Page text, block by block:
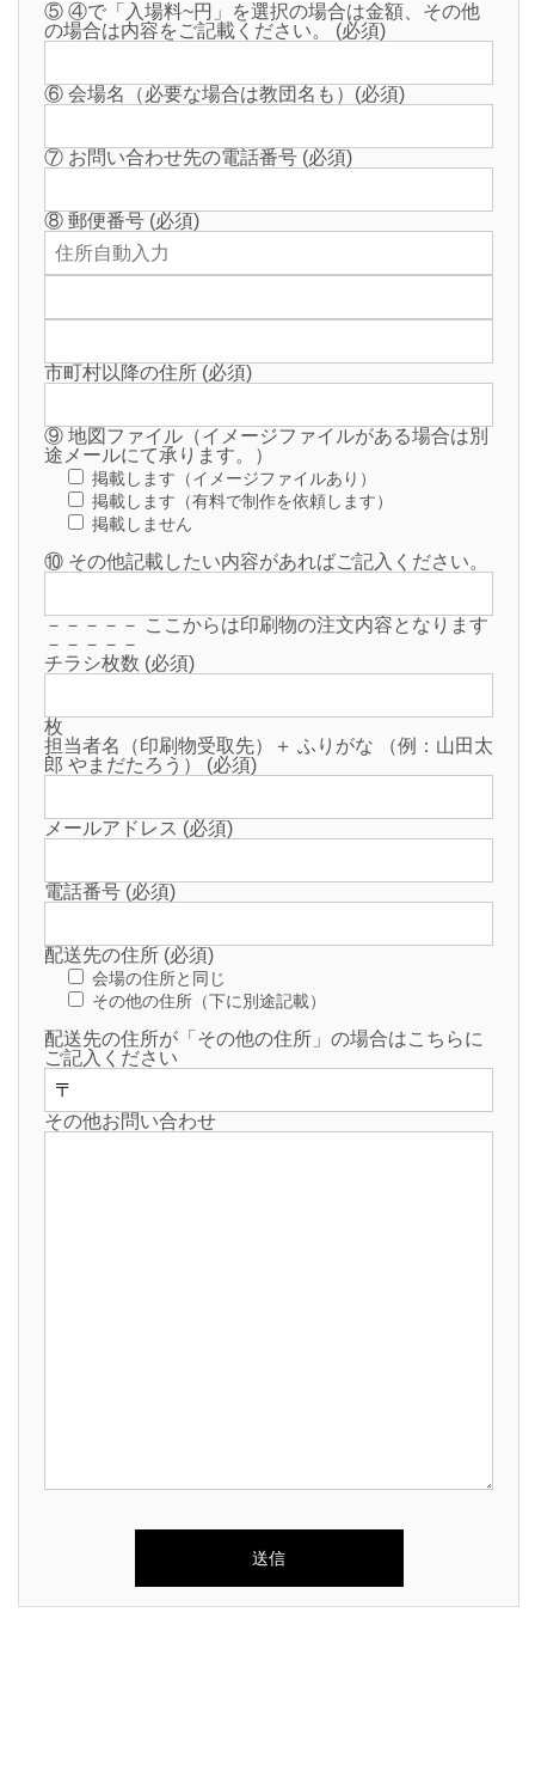
⑤ ④で「入場料~円」を選択の場合は金額、その他
の場合は内容をご記載ください。 (必須)
⑥ 会場名（必要な場合は教団名も）(必須)
⑦ お問い合わせ先の電話番号 (必須)
⑧ 郵便番号 (必須)
市町村以降の住所 (必須)
⑨ 地図ファイル（イメージファイルがある場合は別
途メールにて承ります。）
掲載します（イメージファイルあり）
掲載します（有料で制作を依頼します）
掲載しません
⑩ その他記載したい内容があればご記入ください。
－－－－－ ここからは印刷物の注文内容となります
－－－－－
チラシ枚数 (必須)
枚
担当者名（印刷物受取先）＋ ふりがな （例：山田太
郎 やまだたろう） (必須)
メールアドレス (必須)
電話番号 (必須)
配送先の住所 (必須)
会場の住所と同じ
その他の住所（下に別途記載）
配送先の住所が「その他の住所」の場合はこちらに
ご記入ください
その他お問い合わせ